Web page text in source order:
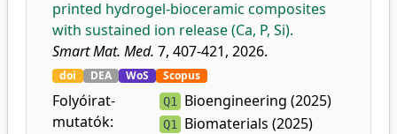
printed hydrogel-bioceramic composites
with sustained ion release (Ca, P, Si).
Smart Mat. Med. 7, 407-421, 2026.
doi DEA WoS Scopus
Folyóirat-
mutatók:
Q1 Bioengineering (2025)
Q1 Biomaterials (2025)